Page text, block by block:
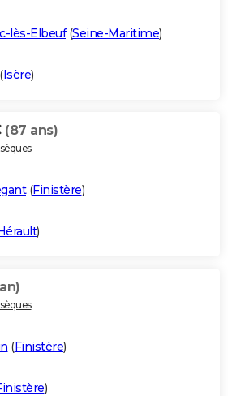
lès-Elbeuf(Seine-Maritime)
(Isère)
(87 ans)
(Finistère)
)
(Finistère)
)